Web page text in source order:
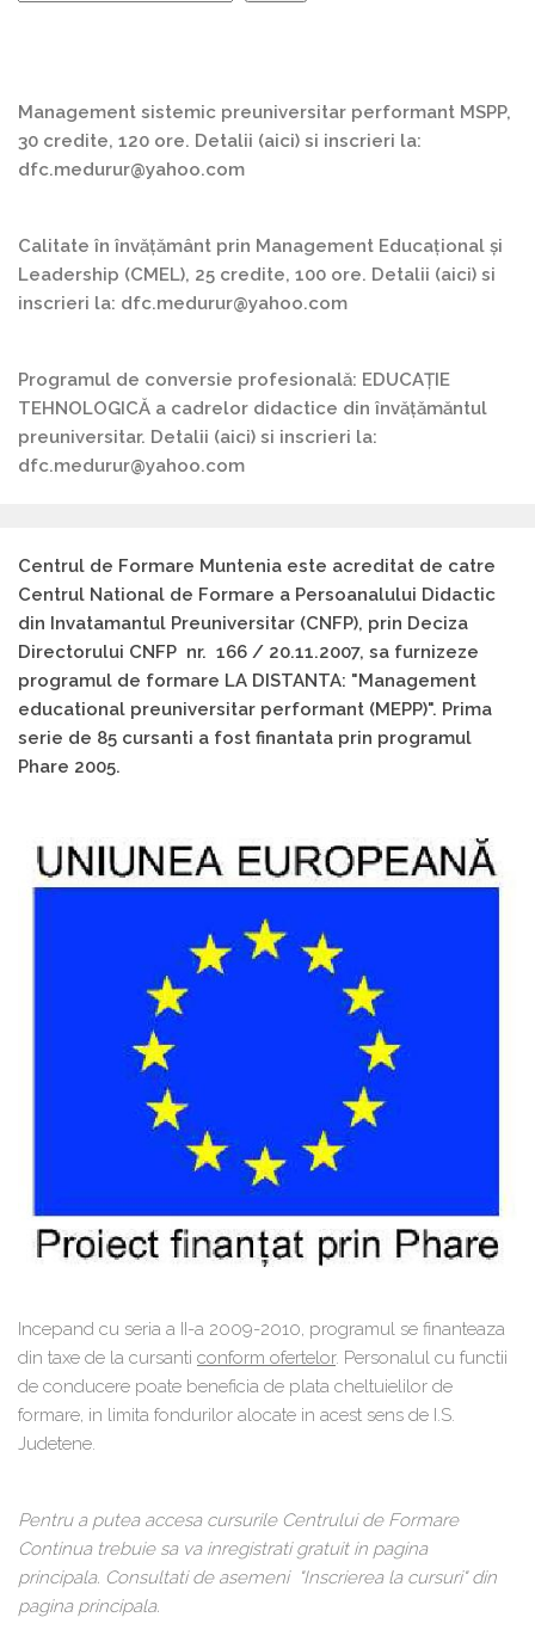
Management sistemic preuniversitar performant MSPP,
30 credite, 120 ore. Detalii (aici) si inscrieri la:
dfc.medurur@yahoo.com
Calitate în învățământ prin Management Educațional și
Leadership (CMEL), 25 credite, 100 ore. Detalii (aici) si
inscrieri la: dfc.medurur@yahoo.com
Programul de conversie profesională: EDUCAȚIE
TEHNOLOGICĂ a cadrelor didactice din învățămăntul
preuniversitar. Detalii (aici) si inscrieri la:
dfc.medurur@yahoo.com
Centrul de Formare Muntenia este acreditat de catre
Centrul National de Formare a Persoanalului Didactic
din Invatamantul Preuniversitar (CNFP), prin Deciza
Directorului CNFP nr. 166 / 20.11.2007, sa furnizeze
programul de formare LA DISTANTA: "Management
educational preuniversitar performant (MEPP)". Prima
serie de 85 cursanti a fost finantata prin programul
Phare 2005.
Incepand cu seria a II-a 2009-2010, programul se finanteaza
din taxe de la cursanti conform ofertelor. Personalul cu functii
de conducere poate beneficia de plata cheltuielilor de
formare, in limita fondurilor alocate in acest sens de I.S.
Judetene.
Pentru a putea accesa cursurile Centrului de Formare
Continua trebuie sa va inregistrati gratuit in pagina
principala. Consultati de asemeni "Inscrierea la cursuri" din
pagina principala.